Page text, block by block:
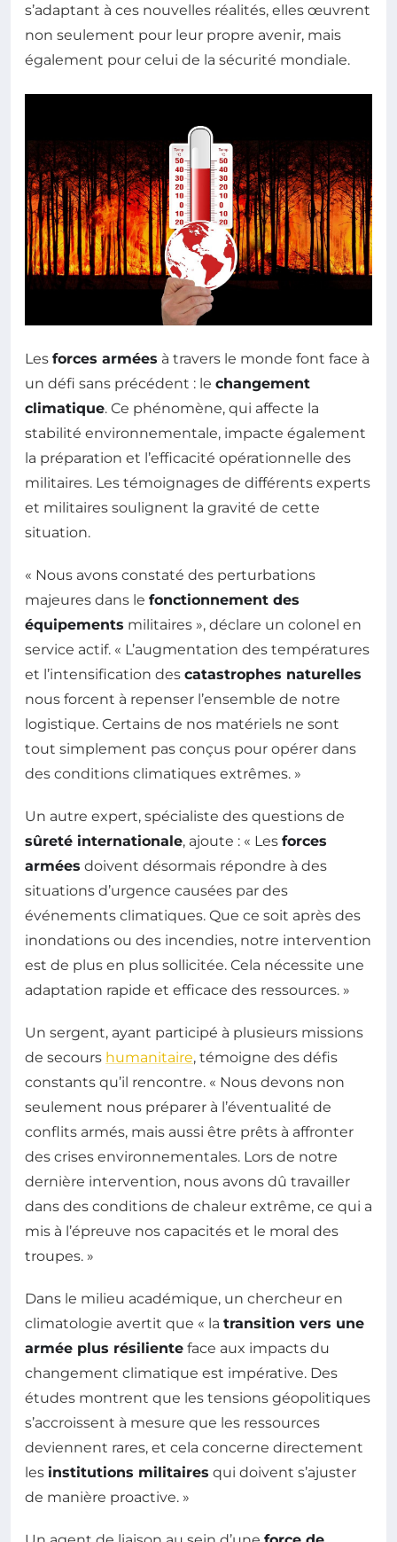
s’adaptant à ces nouvelles réalités, elles œuvrent
non seulement pour leur propre avenir, mais
également pour celui de la sécurité mondiale.
Les forces armées à travers le monde font face à
un défi sans précédent : le changement
climatique. Ce phénomène, qui affecte la
stabilité environnementale, impacte également
la préparation et l’efficacité opérationnelle des
militaires. Les témoignages de différents experts
et militaires soulignent la gravité de cette
situation.
« Nous avons constaté des perturbations
majeures dans le fonctionnement des
équipements militaires », déclare un colonel en
service actif. « L’augmentation des températures
et l’intensification des catastrophes naturelles
nous forcent à repenser l’ensemble de notre
logistique. Certains de nos matériels ne sont
tout simplement pas conçus pour opérer dans
des conditions climatiques extrêmes. »
Un autre expert, spécialiste des questions de
sûreté internationale, ajoute : « Les forces
armées doivent désormais répondre à des
situations d’urgence causées par des
événements climatiques. Que ce soit après des
inondations ou des incendies, notre intervention
est de plus en plus sollicitée. Cela nécessite une
adaptation rapide et efficace des ressources. »
Un sergent, ayant participé à plusieurs missions
de secours humanitaire, témoigne des défis
constants qu’il rencontre. « Nous devons non
seulement nous préparer à l’éventualité de
conflits armés, mais aussi être prêts à affronter
des crises environnementales. Lors de notre
dernière intervention, nous avons dû travailler
dans des conditions de chaleur extrême, ce qui a
mis à l’épreuve nos capacités et le moral des
troupes. »
Dans le milieu académique, un chercheur en
climatologie avertit que « la transition vers une
armée plus résiliente face aux impacts du
changement climatique est impérative. Des
études montrent que les tensions géopolitiques
s’accroissent à mesure que les ressources
deviennent rares, et cela concerne directement
les institutions militaires qui doivent s’ajuster
de manière proactive. »